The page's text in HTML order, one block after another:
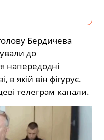
Бердичева
до
напередодні
в якій він фігурує.
телеграм-канали.